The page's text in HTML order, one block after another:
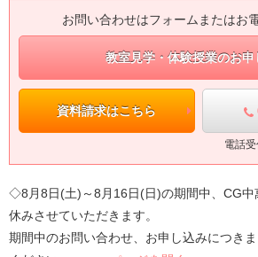
お問い合わせはフォームまたはお
教室見学・体験授業のお申
資料請求はこちら
電話
◇8月8日(土)～8月16日(日)の期間中、CG
休みさせていただきます。
期間中のお問い合わせ、お申し込みにつき